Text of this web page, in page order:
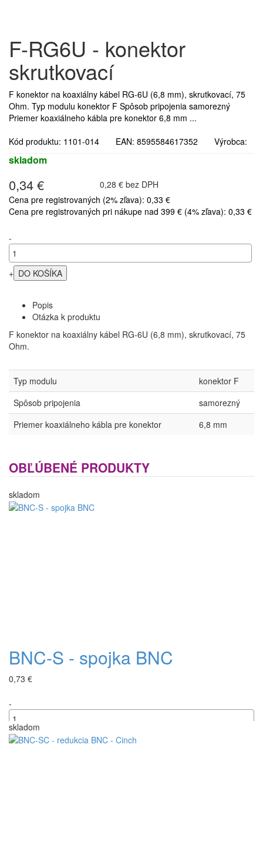
F-RG6U - konektor
skrutkovací
F konektor na koaxiálny kábel RG-6U (6,8 mm), skrutkovací, 75
Ohm. Typ modulu konektor F Spôsob pripojenia samorezný
Priemer koaxiálneho kábla pre konektor 6,8 mm ...
Kód produktu: 1101-014 EAN: 8595584617352 Výrobca:
skladom
0,34 €
0,28 € bez DPH
Cena pre registrovaných (2% zľava): 0,33 €
Cena pre registrovaných pri nákupe nad 399 € (4% zľava): 0,33 €
-
+
Popis
Otázka k produktu
F konektor na koaxiálny kábel RG-6U (6,8 mm), skrutkovací, 75
Ohm.
Typ modulu
konektor F
Spôsob pripojenia
samorezný
Priemer koaxiálneho kábla pre konektor
6,8 mm
OBĽÚBENÉ PRODUKTY
skladom
BNC-S - spojka BNC
0,73 €
-
+
skladom